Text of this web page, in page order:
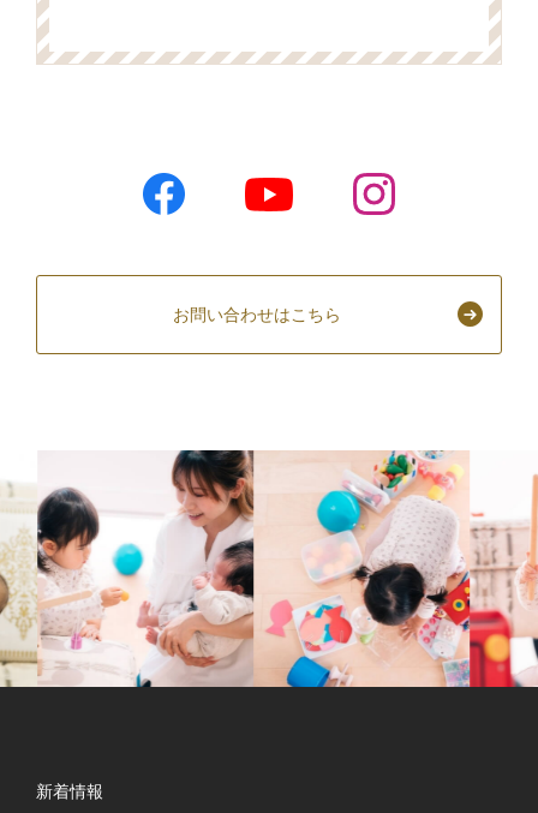
お問い合わせはこちら
新着情報